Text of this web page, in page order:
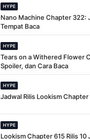
HYPE
Nano Machine Chapter 322:
Tempat Baca
HYPE
Tears on a Withered Flower
Spoiler, dan Cara Baca
HYPE
Jadwal Rilis Lookism
HYPE
Lookism Chapter 615 Rilis